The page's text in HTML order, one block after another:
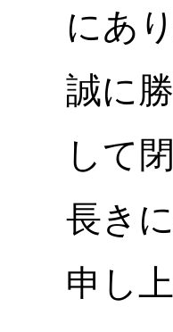
にあ
誠に
して
長き
申し